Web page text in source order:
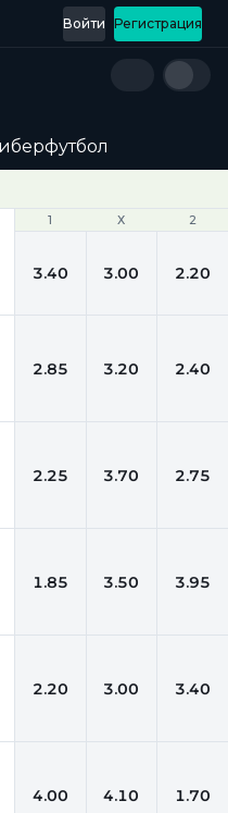
Регистрация
Войти
1 Х 2
1 Х 2
3.40 3.00 2.20
2.85 3.20 2.40
2.25 3.70 2.75
1.85 3.50 3.95
2.20 3.00 3.40
4.00 4.10 1.70